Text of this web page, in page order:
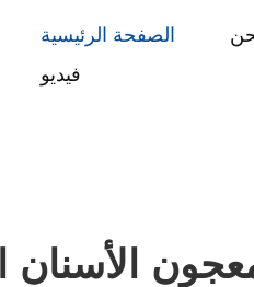
الصفحة الرئيسية
فيديو